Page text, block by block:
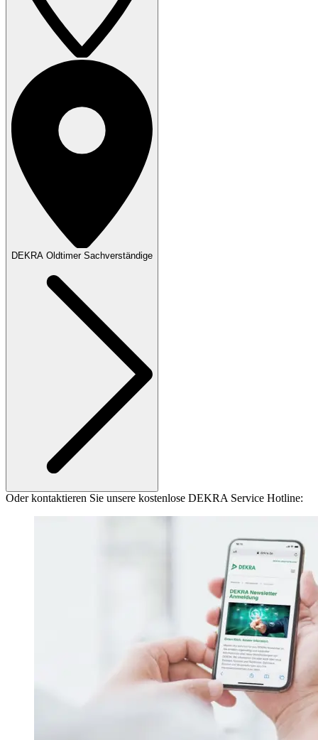
DEKRA Oldtimer Sachverständige
Oder kontaktieren Sie unsere kostenlose DEKRA Service Hotline: